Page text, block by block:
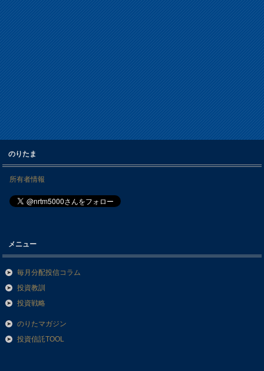
のりたま
所有者情報
メニュー
毎月分配投信コラム
投資教訓
投資戦略
のりたマガジン
投資信託TOOL